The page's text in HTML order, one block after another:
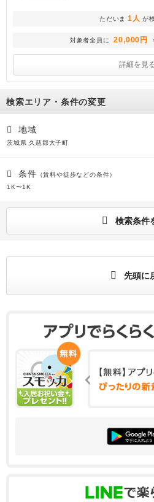
ただいま 1人 が
対象者全員に 20,000円
詳細を見
検索エリア・条件の変更
地域
茨城県 久慈郡大子町
条件 （賃料や徒歩などの条件）
1K〜1K
検索条件
先頭に